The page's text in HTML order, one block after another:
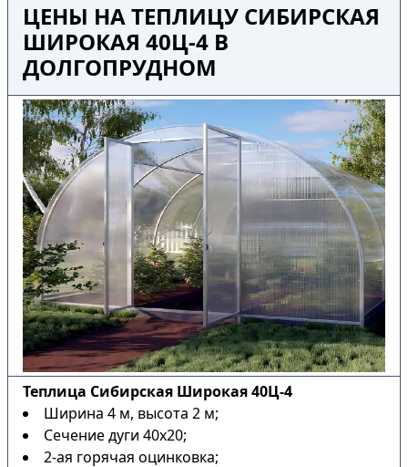
ЦЕНЫ НА ТЕПЛИЦУ СИБИРСКАЯ
ШИРОКАЯ 40Ц-4 В
ДОЛГОПРУДНОМ
Теплица Сибирская Широкая 40Ц-4
Ширина 4 м, высота 2 м;
Сечение дуги 40х20;
2-ая горячая оцинковка;